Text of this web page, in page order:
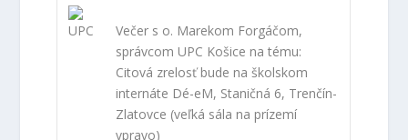
Večer s o. Marekom Forgáčom,
správcom UPC Košice na tému:
Citová zrelosťbude na školskom
internáte Dé-eM, Staničná 6, Trenčín-
Zlatovce (veľká sála na prízemí
vpravo)